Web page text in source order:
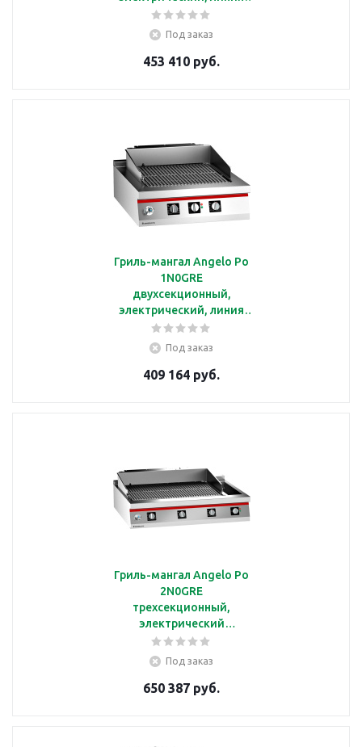
ICON9000
Под заказ
453 410 руб.
Гриль-мангал Angelo Po
1N0GRE
двухсекционный,
электрический, линия
ICON9000
Под заказ
409 164 руб.
Гриль-мангал Angelo Po
2N0GRE
трехсекционный,
электрический
водяной, линия
ICON9000
Под заказ
650 387 руб.